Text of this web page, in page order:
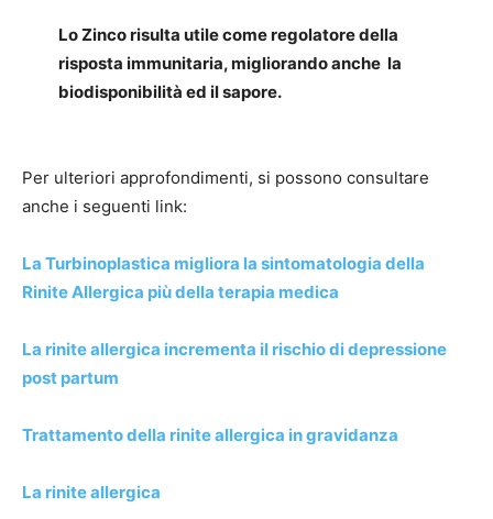
Lo Zinco risulta utile come regolatore della
risposta immunitaria, migliorando anche la
biodisponibilità ed il sapore.
Per ulteriori approfondimenti, si possono consultare
anche i seguenti link:
La Turbinoplastica migliora la sintomatologia della
Rinite Allergica più della terapia medica
La rinite allergica incrementa il rischio di depressione
post partum
Trattamento della rinite allergica in gravidanza
La rinite allergica